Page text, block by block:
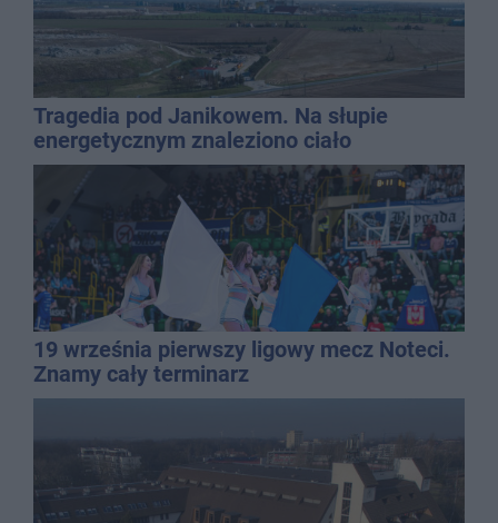
Tragedia pod Janikowem. Na słupie
energetycznym znaleziono ciało
mężczyzny
19 września pierwszy ligowy mecz Noteci.
Znamy cały terminarz